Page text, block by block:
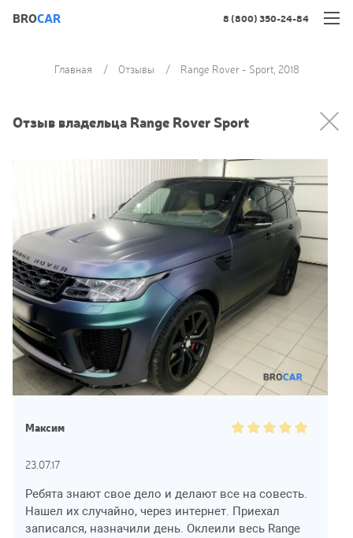
BROCAR 8 (800) 350-24-84
Главная Отзывы Range Rover - Sport, 2018
Отзыв владельца Range Rover Sport
Максим
23.07.17
Ребята знают свое дело и делают все на совесть.
Нашел их случайно, через интернет. Приехал
записался, назначили день. Оклеили весь Range